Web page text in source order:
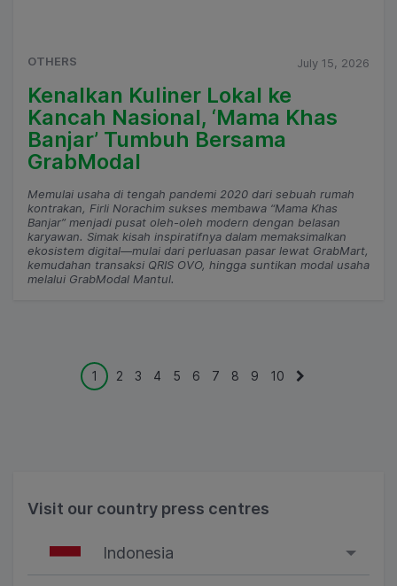
OTHERS July 15, 2026
Kenalkan Kuliner Lokal ke
Kancah Nasional, ‘Mama Khas
Banjar’ Tumbuh Bersama
GrabModal
Memulai usaha di tengah pandemi 2020 dari sebuah rumah
kontrakan, Firli Norachim sukses membawa “Mama Khas
Banjar” menjadi pusat oleh-oleh modern dengan belasan
karyawan. Simak kisah inspiratifnya dalam memaksimalkan
ekosistem digital—mulai dari perluasan pasar lewat GrabMart,
kemudahan transaksi QRIS OVO, hingga suntikan modal usaha
melalui GrabModal Mantul.
1 2 3 4 5 6 7 8 9 10
Visit our country press centres
Indonesia